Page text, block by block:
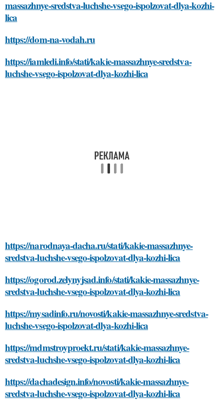
massazhnye-sredstva-luchshe-vsego-ispolzovat-dlya-kozhi-
lica
https://dom-na-vodah.ru
https://iamledi.info/stati/kakie-massazhnye-sredstva-
luchshe-vsego-ispolzovat-dlya-kozhi-lica
https://narodnaya-dacha.ru/stati/kakie-massazhnye-
sredstva-luchshe-vsego-ispolzovat-dlya-kozhi-lica
https://ogorod.zelynyjsad.info/stati/kakie-massazhnye-
sredstva-luchshe-vsego-ispolzovat-dlya-kozhi-lica
https://mysadinfo.ru/novosti/kakie-massazhnye-sredstva-
luchshe-vsego-ispolzovat-dlya-kozhi-lica
https://mdmstroyproekt.ru/stati/kakie-massazhnye-
sredstva-luchshe-vsego-ispolzovat-dlya-kozhi-lica
https://dachadesign.info/novosti/kakie-massazhnye-
sredstva-luchshe-vsego-ispolzovat-dlya-kozhi-lica